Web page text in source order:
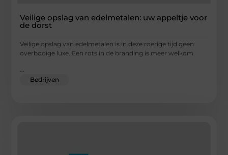
Veilige opslag van edelmetalen: uw appeltje voor
de dorst
Veilige opslag van edelmetalen is in deze roerige tijd geen
overbodige luxe. Een rots in de branding is meer welkom
...
Bedrijven